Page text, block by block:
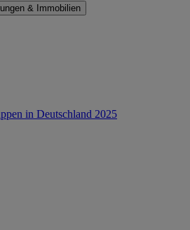
& Immobilien
in Deutschland 2025